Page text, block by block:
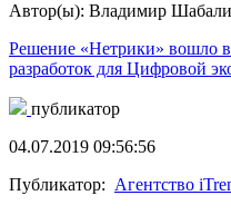
Автор(ы): Владимир
Решение «Нетрики» вошло
разработок для Цифровой
публикатор
04.07.2019 09:56:56
Публикатор: Агентство